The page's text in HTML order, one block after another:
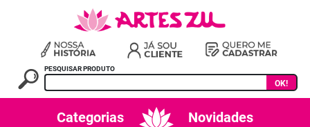
PESQUISAR PRODUTO
OK!
Categorias Novidades